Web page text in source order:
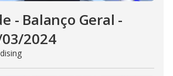
- Balanço Geral -
2024